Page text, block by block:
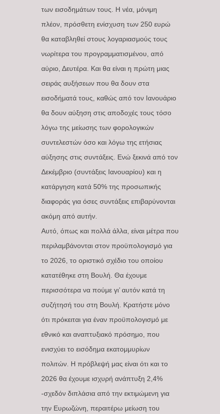
των εισοδημάτων τους. Η νέα, μόνιμη
πλέον, πρόσθετη ενίσχυση των 250 ευρώ
θα καταβληθεί στους λογαριασμούς τους
νωρίτερα του προγραμματισμένου, από
αύριο, Δευτέρα. Και θα είναι η πρώτη μιας
σειράς αυξήσεων που θα δουν στα
εισοδήματά τους, καθώς από τον Ιανουάριο
θα δουν αύξηση στις αποδοχές τους τόσο
λόγω της μείωσης των φορολογικών
συντελεστών όσο και λόγω της ετήσιας
αύξησης στις συντάξεις. Ενώ ξεκινά από τον
Δεκέμβριο (συντάξεις Ιανουαρίου) και η
κατάργηση κατά 50% της προσωπικής
διαφοράς για όσες συντάξεις επιβαρύνονται
ακόμη από αυτήν.
Αυτό, όπως και πολλά άλλα, είναι μέτρα που
περιλαμβάνονται στον προϋπολογισμό για
το 2026, το οριστικό σχέδιο του οποίου
κατατέθηκε στη Βουλή. Θα έχουμε
περισσότερα να πούμε γι’ αυτόν κατά τη
συζήτησή του στη Βουλή. Κρατήστε μόνο
ότι πρόκειται για έναν προϋπολογισμό με
εθνικό και αναπτυξιακό πρόσημο, που
ενισχύει το εισόδημα εκατομμυρίων
πολιτών. Η πρόβλεψή μας είναι ότι και το
2026 θα έχουμε ισχυρή ανάπτυξη 2,4%
-σχεδόν διπλάσια από την εκτιμώμενη για
την Ευρωζώνη, περαιτέρω μείωση του